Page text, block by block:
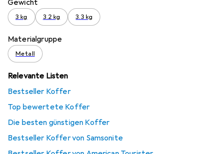
Gewicht
3 kg 3.2 kg 3.3 kg
Materialgruppe
Metall
Relevante Listen
Bestseller Koffer
Top bewertete Koffer
Die besten günstigen Koffer
Bestseller Koffer von Samsonite